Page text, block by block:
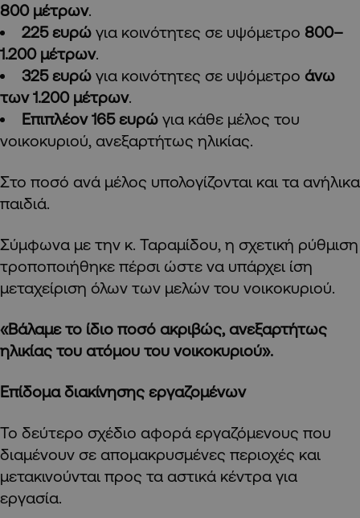
800 μέτρων.
225 ευρώ για κοινότητες σε υψόμετρο 800–
1.200 μέτρων.
325 ευρώ για κοινότητες σε υψόμετρο άνω
των 1.200 μέτρων.
Επιπλέον 165 ευρώ για κάθε μέλος του
νοικοκυριού, ανεξαρτήτως ηλικίας.
Στο ποσό ανά μέλος υπολογίζονται και τα ανήλικα
παιδιά.
Σύμφωνα με την κ. Ταραμίδου, η σχετική ρύθμιση
τροποποιήθηκε πέρσι ώστε να υπάρχει ίση
μεταχείριση όλων των μελών του νοικοκυριού.
«Βάλαμε το ίδιο ποσό ακριβώς, ανεξαρτήτως
ηλικίας του ατόμου του νοικοκυριού».
Επίδομα διακίνησης εργαζομένων
Το δεύτερο σχέδιο αφορά εργαζόμενους που
διαμένουν σε απομακρυσμένες περιοχές και
μετακινούνται προς τα αστικά κέντρα για
εργασία.